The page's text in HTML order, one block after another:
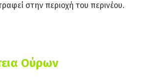
στην περιοχή του περινέου.
Ούρων